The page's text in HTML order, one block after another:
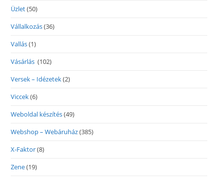
Üzlet(50)
Vállalkozás(36)
Vallás(1)
Vásárlás (102)
Versek – Idézetek(2)
Viccek(6)
Weboldal készítés(49)
Webshop – Webáruház(385)
X-Faktor(8)
Zene(19)